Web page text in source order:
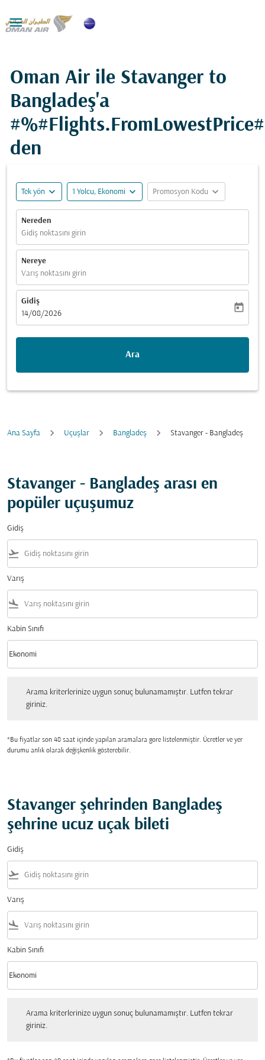

Oman Air ile Stavanger to
Bangladeş'a
den
Tek yön expand_more 1 Yolcu, Ekonomi expand_more Promosyon Kodu expand_more
Nereden
Gidiş noktasını girin
Nereye
Varış noktasını girin
Gidiş
fc-booking-departure-date-aria-label
14/08/2026
today
Ara
Ana Sayfa Uçuşlar Bangladeş Stavanger - Bangladeş
Stavanger - Bangladeş arası en
popüler uçuşumuz
Gidiş
flight_takeoff
Varış
flight_land
Kabin Sınıfı
Kabin Sınıfı option Ekonomi Selected
Ekonomi
keyboard_arrow_down
Arama kriterlerinize uygun sonuç bulunamamıştır. Lutfen tekrar
giriniz.
*Bu fiyatlar son 48 saat içinde yapılan aramalara gore listelenmiştir. Ücretler ve yer
durumu anlık olarak değişkenlik gösterebilir.
Stavanger şehrinden Bangladeş
şehrine ucuz uçak bileti
Gidiş
flight_takeoff
Varış
flight_land
Kabin Sınıfı
Kabin Sınıfı option Ekonomi Selected
Ekonomi
keyboard_arrow_down
Arama kriterlerinize uygun sonuç bulunamamıştır. Lutfen tekrar
giriniz.